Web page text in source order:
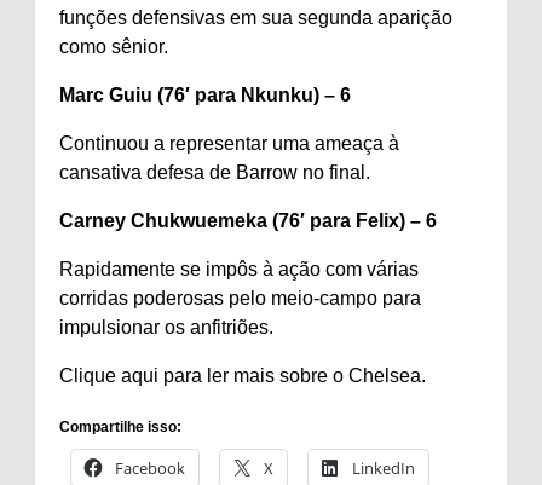
funções defensivas em sua segunda aparição
como sênior.
Marc Guiu (76′ para Nkunku) – 6
Continuou a representar uma ameaça à
cansativa defesa de Barrow no final.
Carney Chukwuemeka (76′ para Felix) – 6
Rapidamente se impôs à ação com várias
corridas poderosas pelo meio-campo para
impulsionar os anfitriões.
Clique aqui para ler mais sobre o Chelsea.
Compartilhe isso:
Facebook X LinkedIn